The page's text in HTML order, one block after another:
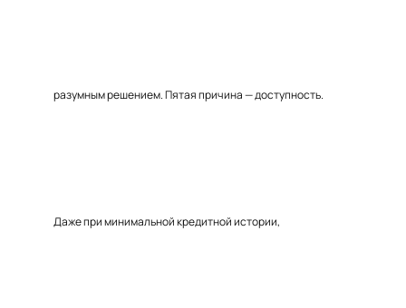
разумным решением. Пятая причина — доступность.
Даже при минимальной кредитной истории,